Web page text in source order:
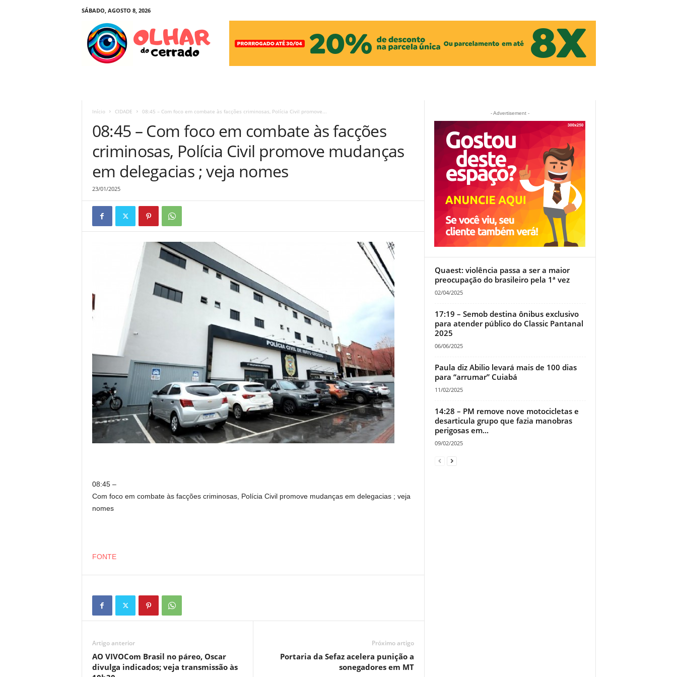
SÁBADO, AGOSTO 8, 2026
Início CIDADE 08:45 – Com foco em combate às facções criminosas, Polícia Civil promove...
08:45 – Com foco em combate às facções
criminosas, Polícia Civil promove mudanças
em delegacias ; veja nomes
23/01/2025
08:45 –
Com foco em combate às facções criminosas, Polícia Civil promove mudanças em delegacias ; veja
nomes
FONTE
Artigo anterior
AO VIVOCom Brasil no páreo, Oscar
divulga indicados; veja transmissão às
Próximo artigo
Portaria da Sefaz acelera punição a
sonegadores em MT
- Advertisement -
Quaest: violência passa a ser a maior
preocupação do brasileiro pela 1ª vez
02/04/2025
17:19 – Semob destina ônibus exclusivo
para atender público do Classic Pantanal
2025
06/06/2025
Paula diz Abilio levará mais de 100 dias
para “arrumar” Cuiabá
11/02/2025
14:28 – PM remove nove motocicletas e
desarticula grupo que fazia manobras
perigosas em...
09/02/2025